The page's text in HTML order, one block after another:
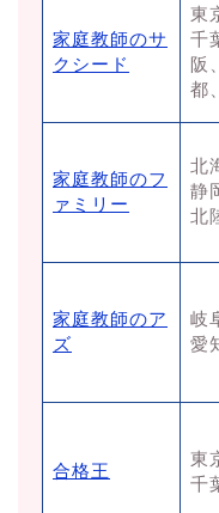
家庭教師のサ
クシード
東
千
阪
都
家庭教師のフ
ァミリー
北
静
北
家庭教師のア
ズ
岐
愛
合格王
東
千